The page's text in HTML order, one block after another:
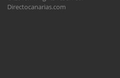
Directocanarias.com